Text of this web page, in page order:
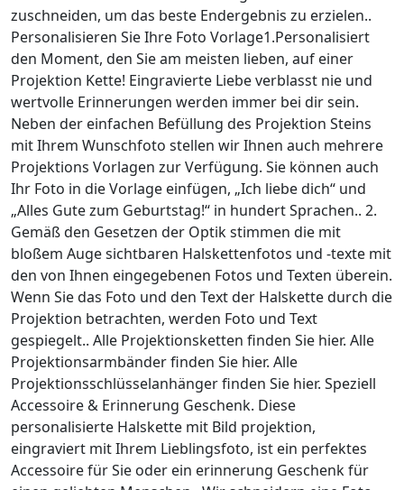
zuschneiden, um das beste Endergebnis zu erzielen..
Personalisieren Sie Ihre Foto Vorlage1.Personalisiert
den Moment, den Sie am meisten lieben, auf einer
Projektion Kette! Eingravierte Liebe verblasst nie und
wertvolle Erinnerungen werden immer bei dir sein.
Neben der einfachen Befüllung des Projektion Steins
mit Ihrem Wunschfoto stellen wir Ihnen auch mehrere
Projektions Vorlagen zur Verfügung. Sie können auch
Ihr Foto in die Vorlage einfügen, „Ich liebe dich“ und
„Alles Gute zum Geburtstag!“ in hundert Sprachen.. 2.
Gemäß den Gesetzen der Optik stimmen die mit
bloßem Auge sichtbaren Halskettenfotos und -texte mit
den von Ihnen eingegebenen Fotos und Texten überein.
Wenn Sie das Foto und den Text der Halskette durch die
Projektion betrachten, werden Foto und Text
gespiegelt.. Alle Projektionsketten finden Sie hier. Alle
Projektionsarmbänder finden Sie hier. Alle
Projektionsschlüsselanhänger finden Sie hier. Speziell
Accessoire & Erinnerung Geschenk. Diese
personalisierte Halskette mit Bild projektion,
eingraviert mit Ihrem Lieblingsfoto, ist ein perfektes
Accessoire für Sie oder ein erinnerung Geschenk für